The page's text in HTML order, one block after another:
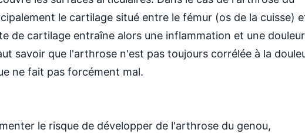
le cartilage situé entre le fémur (os de la cuisse)
de cartilage entraîne alors une inflammation et une douleur
savoir que l'arthrose n'est pas toujours corrélée à la
ne fait pas forcément mal.
le risque de développer de l'arthrose du genou,